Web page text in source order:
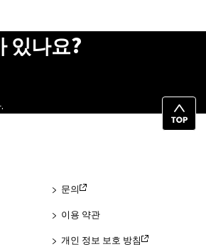
있나요?
페
문의
이용 약관
개인 정보 보호 방침